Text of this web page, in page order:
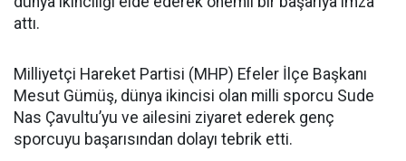
attı.
Milliyetçi Hareket Partisi (MHP) Efeler İlçe Başkanı
Mesut Gümüş, dünya ikincisi olan milli sporcu Sude
Nas Çavultu’yu ve ailesini ziyaret ederek genç
sporcuyu başarısından dolayı tebrik etti.